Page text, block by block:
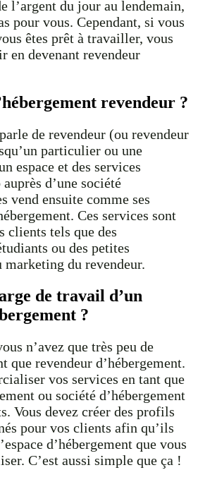
l’argent du jour au lendemain,
pour vous. Cependant, si vous
êtes prêt à travailler, vous
en devenant revendeur
revendeur ?
de revendeur (ou revendeur
particulier ou une
espace et des services
d’une société
vend ensuite comme ses
Ces services sont
clients tels que des
ou des petites
marketing du revendeur.
de travail d’un
?
n’avez que très peu de
que revendeur d’hébergement.
vos services en tant que
ou société d’hébergement
Vous devez créer des profils
pour vos clients afin qu’ils
d’hébergement que vous
C’est aussi simple que ça !